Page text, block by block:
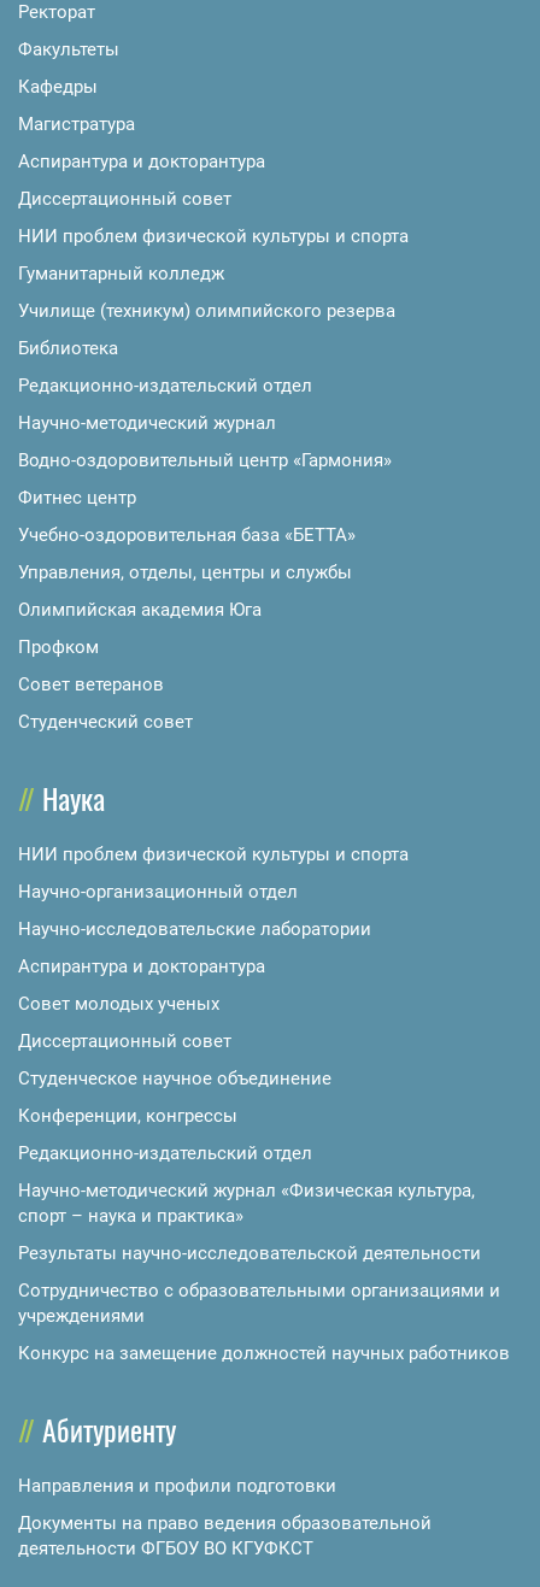
Ректорат
Факультеты
Кафедры
Магистратура
Аспирантура и докторантура
Диссертационный совет
НИИ проблем физической культуры и спорта
Гуманитарный колледж
Училище (техникум) олимпийского резерва
Библиотека
Редакционно-издательский отдел
Научно-методический журнал
Водно-оздоровительный центр «Гармония»
Фитнес центр
Учебно-оздоровительная база «БЕТТА»
Управления, отделы, центры и службы
Олимпийская академия Юга
Профком
Совет ветеранов
Студенческий совет
Наука
НИИ проблем физической культуры и спорта
Научно-организационный отдел
Научно-исследовательские лаборатории
Аспирантура и докторантура
Совет молодых ученых
Диссертационный совет
Студенческое научное объединение
Конференции, конгрессы
Редакционно-издательский отдел
Научно-методический журнал «Физическая культура,
спорт – наука и практика»
Результаты научно-исследовательской деятельности
Сотрудничество с образовательными организациями и
учреждениями
Конкурс на замещение должностей научных работников
Абитуриенту
Направления и профили подготовки
Документы на право ведения образовательной
деятельности ФГБОУ ВО КГУФКСТ